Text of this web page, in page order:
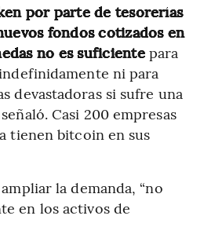
por parte de tesorerías
fondos cotizados en
no es suficientepara
ni para
devastadoras si sufre una
Casi 200 empresas
tienen bitcoin en sus
la demanda, “no
en los activos de